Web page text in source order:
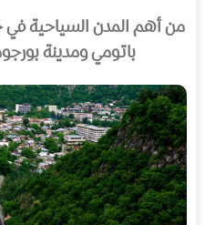
من أهم المدن السياحية في
باتومي ومدينة